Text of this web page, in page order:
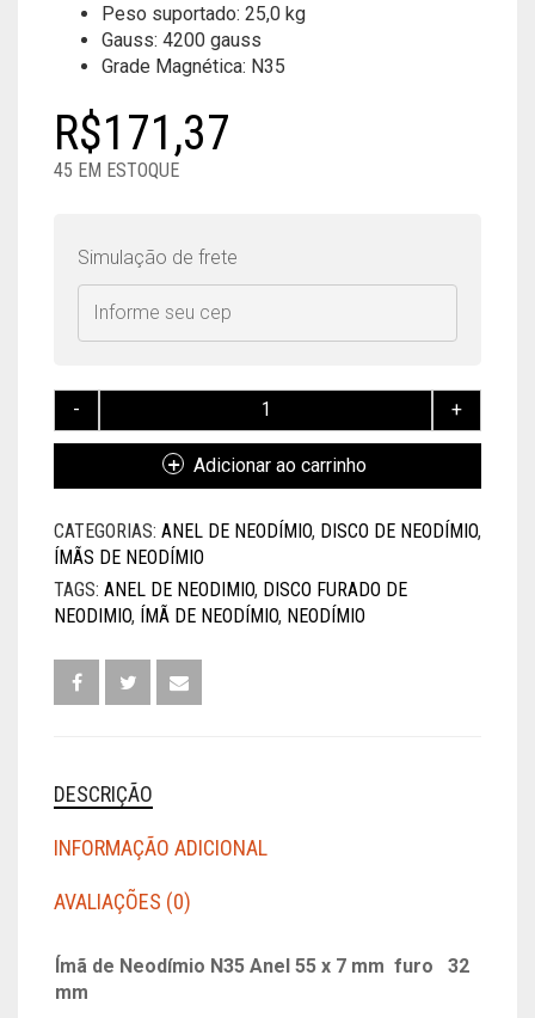
Peso suportado: 25,0 kg
Gauss: 4200 gauss
Grade Magnética: N35
R$171,37
45 EM ESTOQUE
Simulação de frete
DE
55
X
7
MM
32
MM
Adicionar ao carrinho
CATEGORIAS: ANEL DE NEODÍMIO, DISCO DE NEODÍMIO,
ÍMÃS DE NEODÍMIO
TAGS: ANEL DE NEODIMIO, DISCO FURADO DE
NEODIMIO, ÍMÃ DE NEODÍMIO, NEODÍMIO
DESCRIÇÃO
INFORMAÇÃO ADICIONAL
AVALIAÇÕES (0)
Ímã de Neodímio N35 Anel 55 x 7 mm furo 32
mm